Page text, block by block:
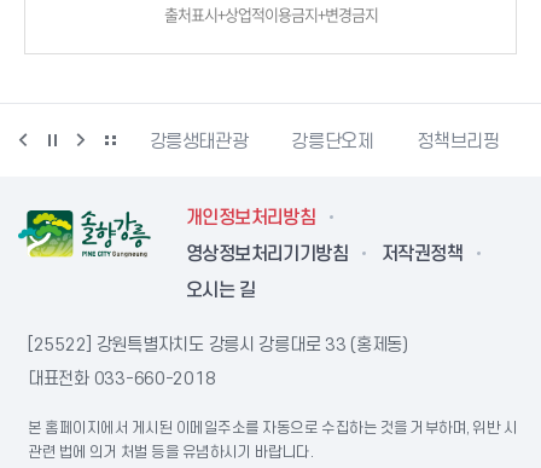
출처표시+상업적이용금지+변경금지
동물사랑센터 강릉생태관광 강릉단오제 정책브리핑
개인정보처리방침
영상정보처리기기방침
저작권정책
오시는 길
[25522] 강원특별자치도 강릉시 강릉대로 33 (홍제동)
대표전화 033-660-2018
본 홈페이지에서 게시된 이메일주소를 자동으로 수집하는 것을 거부하며, 위반 시
관련 법에 의거 처벌 등을 유념하시기 바랍니다.